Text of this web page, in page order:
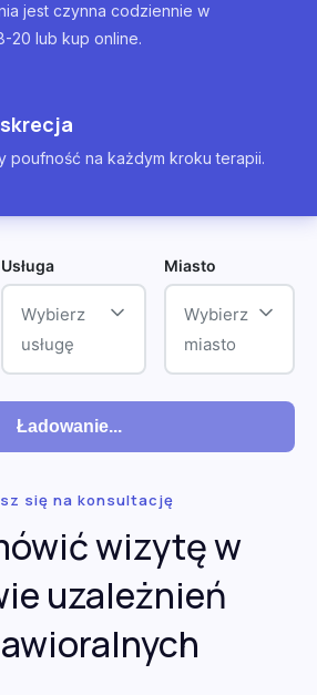
jest czynna codziennie w
20 lub kup online.
poufność na każdym kroku terapii.
Usługa
Wybierz
usługę
Miasto
Wybierz
miasto
Ładowanie...
się na konsultację
wizytę w
uzależnień